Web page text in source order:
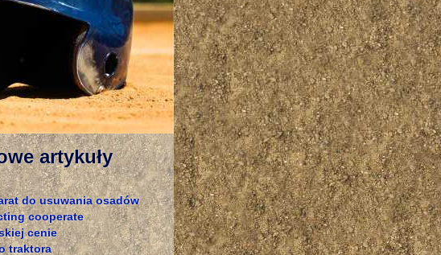
artykuły
do usuwania osadów
cooperate
cenie
traktora